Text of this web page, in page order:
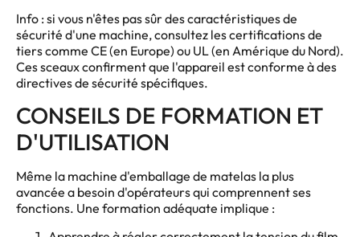
Info : si vous n'êtes pas sûr des caractéristiques de
sécurité d'une machine, consultez les certifications de
tiers comme CE (en Europe) ou UL (en Amérique du Nord).
Ces sceaux confirment que l'appareil est conforme à des
directives de sécurité spécifiques.
CONSEILS DE FORMATION ET
D'UTILISATION
Même la machine d'emballage de matelas la plus
avancée a besoin d'opérateurs qui comprennent ses
fonctions. Une formation adéquate implique :